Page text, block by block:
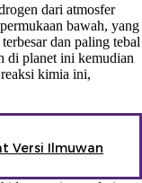
dari atmosfer
bawah, yang
dan paling tebal
di planet ini kemudian
kimia ini,
Versi Ilmuwan